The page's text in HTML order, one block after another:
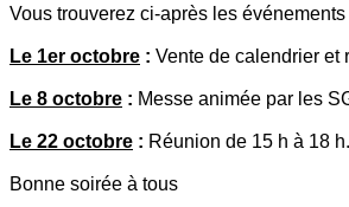
Vous trouverez ci-après les
Le 1er octobre : Vente de calendrier et
Le 8 octobre : Messe animée par les
Le 22 octobre : Réunion de 15 h à 18 h.
Bonne soirée à tous